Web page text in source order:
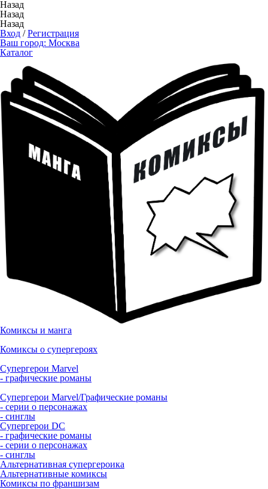
Назад
Назад
Назад
Вход /Регистрация
Ваш город: Москва
Каталог
Комиксы и манга
Комиксы о супергероях
Супергерои Marvel
- графические романы
Супергерои Marvel/Графические романы
- серии о персонажах
- синглы
Супергерои DC
- графические романы
- серии о персонажах
- синглы
Альтернативная супергероика
Альтернативные комиксы
Комиксы по франшизам